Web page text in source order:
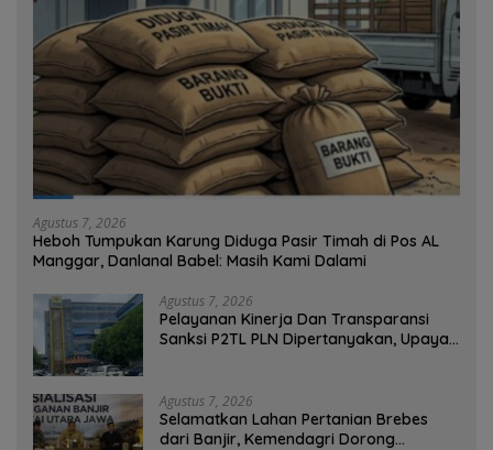
Agustus 7, 2026
Heboh Tumpukan Karung Diduga Pasir Timah di Pos AL
Manggar, Danlanal Babel: Masih Kami Dalami
Agustus 7, 2026
Pelayanan Kinerja Dan Transparansi
Sanksi P2TL PLN Dipertanyakan, Upaya
Agustus 7, 2026
Selamatkan Lahan Pertanian Brebes
dari Banjir, Kemendagri Dorong